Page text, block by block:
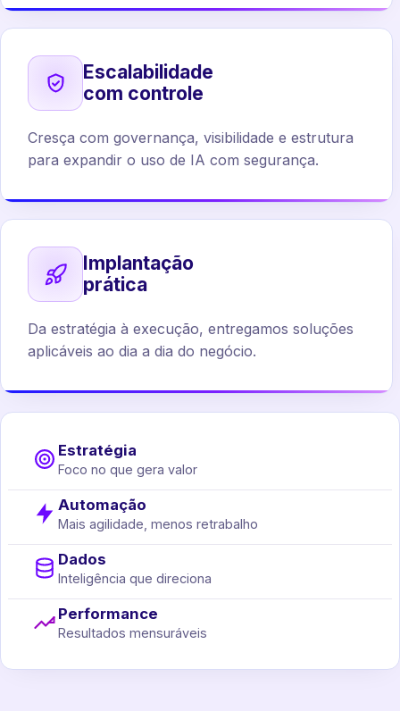
Escalabilidade
com controle
Cresça com governança, visibilidade e estrutura
para expandir o uso de IA com segurança.
Implantação
prática
Da estratégia à execução, entregamos soluções
aplicáveis ao dia a dia do negócio.
Estratégia
Foco no que gera valor
Automação
Mais agilidade, menos retrabalho
Dados
Inteligência que direciona
Performance
Resultados mensuráveis